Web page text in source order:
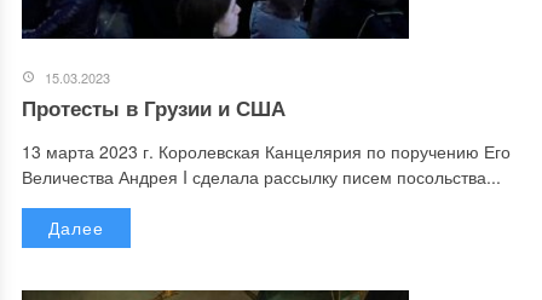
15.03.2023
Протесты в Грузии и США
13 марта 2023 г. Королевская Канцелярия по поручению Его
Величества Андрея I сделала рассылку писем посольства...
Далее